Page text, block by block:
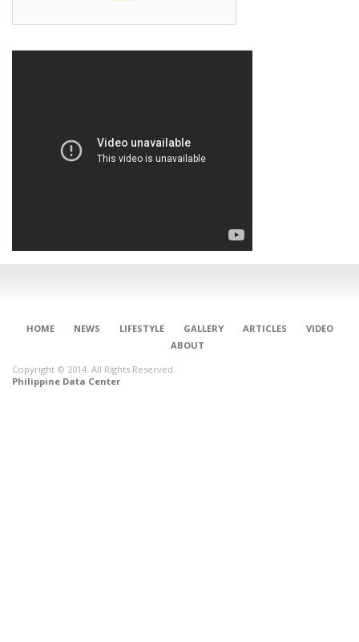
HOME NEWS LIFESTYLE GALLERY ARTICLES
VIDEO
ABOUT
Copyright © 2014. All Rights Reserved.
Philippine Data Center